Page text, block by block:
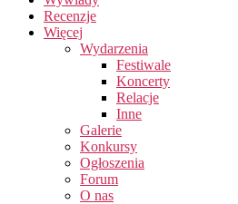
Recenzje
Więcej
Wydarzenia
Festiwale
Koncerty
Relacje
Inne
Galerie
Konkursy
Ogłoszenia
Forum
O nas